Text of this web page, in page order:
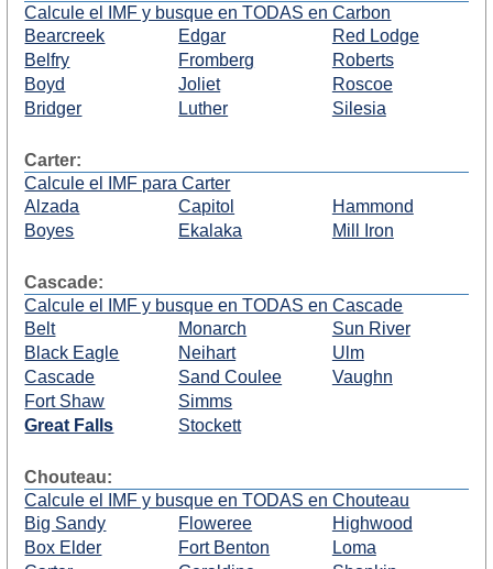
Calcule el IMF y busque en TODAS en Carbon
Bearcreek
Belfry
Boyd
Bridger
Edgar
Fromberg
Joliet
Luther
Red Lodge
Roberts
Roscoe
Silesia
Carter:
Calcule el IMF para Carter
Alzada
Boyes
Capitol
Ekalaka
Hammond
Mill Iron
Cascade:
Calcule el IMF y busque en TODAS en Cascade
Belt
Black Eagle
Cascade
Fort Shaw
Great Falls
Monarch
Neihart
Sand Coulee
Simms
Stockett
Sun River
Ulm
Vaughn
Chouteau:
Calcule el IMF y busque en TODAS en Chouteau
Big Sandy
Box Elder
Floweree
Fort Benton
Highwood
Loma